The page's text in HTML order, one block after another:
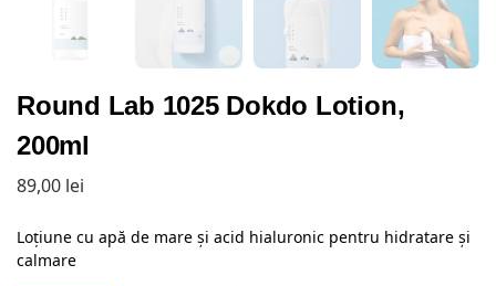
Round Lab 1025 Dokdo Lotion,
200ml
89,00 lei
Loțiune cu apă de mare și acid hialuronic pentru hidratare și
calmare